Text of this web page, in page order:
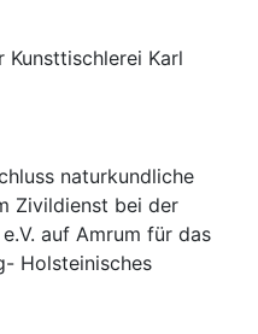
Kunsttischlerei Karl
naturkundliche
Zivildienst bei der
auf Amrum für das
Holsteinisches